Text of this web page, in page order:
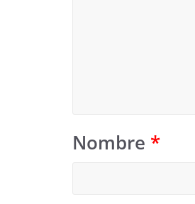
Nombre *